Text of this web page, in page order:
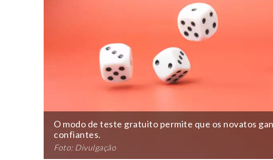
O modo de teste gratuito permite que os novatos
confiantes.
Foto: Divulgação